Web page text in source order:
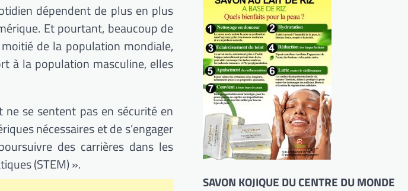
dépendent de plus en plus
Et pourtant, beaucoup de
de la population mondiale,
à la population masculine, elles
se sentent pas en sécurité en
nécessaires et de s’engager
des carrières dans les
(STEM)».
SAVON KOJIQUE DU CENTRE DU MONDE